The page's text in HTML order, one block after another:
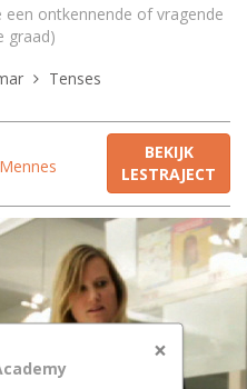
ontkennende of vragende
graad)
Tenses
BEKIJK
LESTRAJECT
×